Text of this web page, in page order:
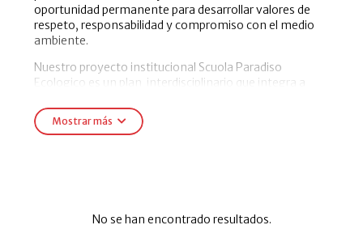
oportunidad permanente para desarrollar valores de
respeto, responsabilidad y compromiso con el medio
ambiente.
Nuestro proyecto institucional Scuola Paradiso
Ecologico es un plan interdisciplinario que integra a
sustentabilidad y aprendizaje activo. Los propios
alumnos, acompañados por sus docentes, participan
Mostrar más
No se han encontrado resultados.